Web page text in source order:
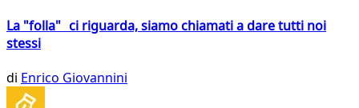
La "folla" ci riguarda, siamo chiamati a dare tutti noi
stessi
di Enrico Giovannini